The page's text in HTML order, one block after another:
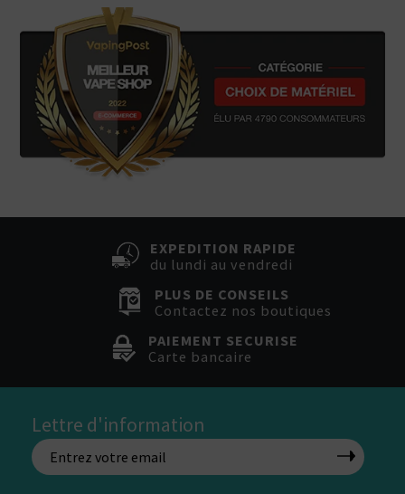
EXPEDITION RAPIDE
du lundi au vendredi
PLUS DE CONSEILS
Contactez nos boutiques
PAIEMENT SECURISE
Carte bancaire
Lettre d'information